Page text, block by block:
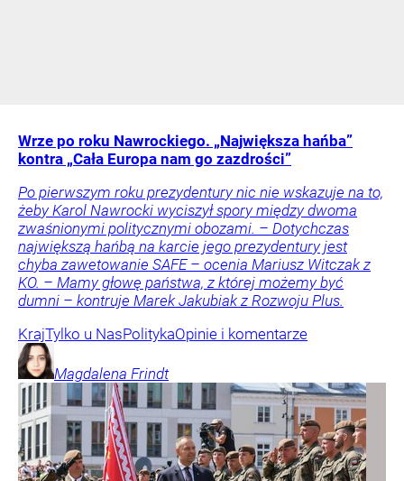
Wrze po roku Nawrockiego. „Największa hańba”
kontra „Cała Europa nam go zazdrości”
Po pierwszym roku prezydentury nic nie wskazuje na to,
żeby Karol Nawrocki wyciszył spory między dwoma
zwaśnionymi politycznymi obozami. – Dotychczas
największą hańbą na karcie jego prezydentury jest
chyba zawetowanie SAFE – ocenia Mariusz Witczak z
KO. – Mamy głowę państwa, z której możemy być
dumni – kontruje Marek Jakubiak z Rozwoju Plus.
KrajTylko u NasPolitykaOpinie i komentarze
Magdalena Frindt